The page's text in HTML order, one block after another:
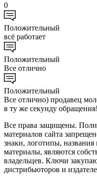
0
Положительный
всё работает
Положительный
Все отлично
Положительный
Все отлично) продавец
в ту же секунду
Все права защищены.
материалов сайта
знаки, логотипы,
материалы, являются
владельцев. Ключи
дистрибьюторов и